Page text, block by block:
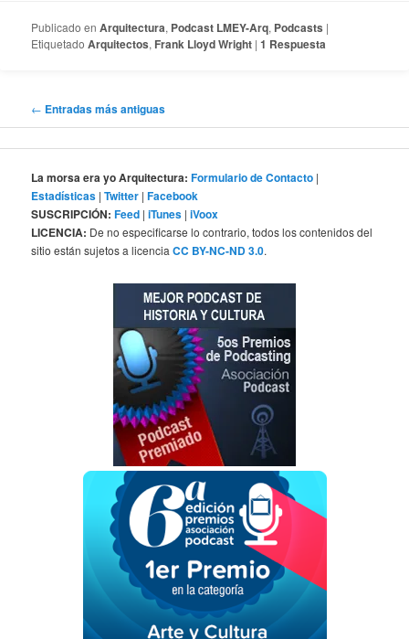
Publicado en Arquitectura, Podcast LMEY-Arq, Podcasts |
Etiquetado Arquitectos, Frank Lloyd Wright |1 Respuesta
Navegación
de
entradas
← Entradas más antiguas
La morsa era yo Arquitectura: Formulario de Contacto |
Estadísticas |Twitter |Facebook
SUSCRIPCIÓN: Feed |iTunes |iVoox
LICENCIA: De no especificarse lo contrario, todos los contenidos del
sitio están sujetos a licenciaCC BY-NC-ND 3.0.